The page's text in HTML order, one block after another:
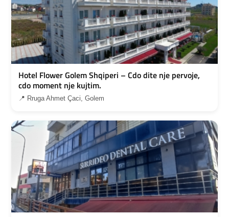
Hotel Flower Golem Shqiperi – Cdo dite nje pervoje,
cdo moment nje kujtim.
📍 Rruga Ahmet Çaci, Golem